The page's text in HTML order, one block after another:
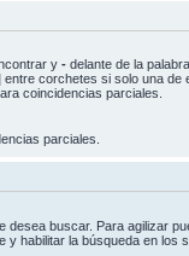
y - delante de la
entre corchetes si solo una de
coincidencias parciales.
parciales.
desea buscar. Para agilizar
y habilitar la búsqueda en los